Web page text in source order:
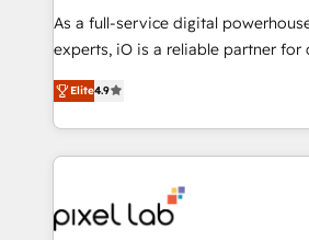
CRM and marketing data, not just
system - Accelerate impact with a
As a full-service digital
experts, iO is a reliable partner for
looking to strengthen their position
marketing, technology, content,
creation. iO combines in-depth knowledge on both
the marketing and technology
from end-to-end. Teams of marketing specialists,
developers, copywriters and
Elite4.9